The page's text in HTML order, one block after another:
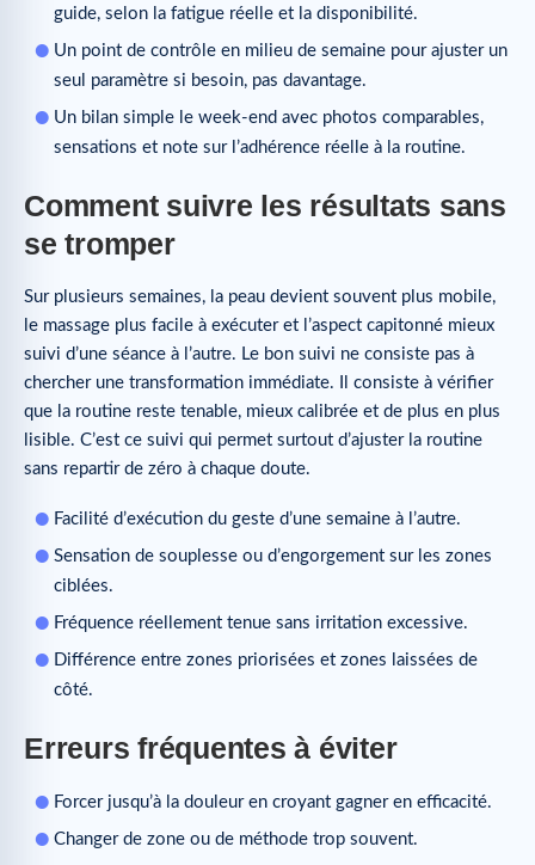
guide, selon la fatigue réelle et la disponibilité.
Un point de contrôle en milieu de semaine pour ajuster un
seul paramètre si besoin, pas davantage.
Un bilan simple le week-end avec photos comparables,
sensations et note sur l’adhérence réelle à la routine.
Comment suivre les résultats sans
se tromper
Sur plusieurs semaines, la peau devient souvent plus mobile,
le massage plus facile à exécuter et l’aspect capitonné mieux
suivi d’une séance à l’autre. Le bon suivi ne consiste pas à
chercher une transformation immédiate. Il consiste à vérifier
que la routine reste tenable, mieux calibrée et de plus en plus
lisible. C’est ce suivi qui permet surtout d’ajuster la routine
sans repartir de zéro à chaque doute.
Facilité d’exécution du geste d’une semaine à l’autre.
Sensation de souplesse ou d’engorgement sur les zones
ciblées.
Fréquence réellement tenue sans irritation excessive.
Différence entre zones priorisées et zones laissées de
côté.
Erreurs fréquentes à éviter
Forcer jusqu’à la douleur en croyant gagner en efficacité.
Changer de zone ou de méthode trop souvent.